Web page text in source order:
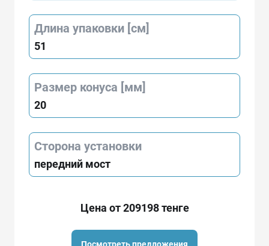
Длина упаковки [см]
51
Размер конуса [мм]
20
Сторона установки
передний мост
Цена от 209198 тенге
Посмотреть предложения